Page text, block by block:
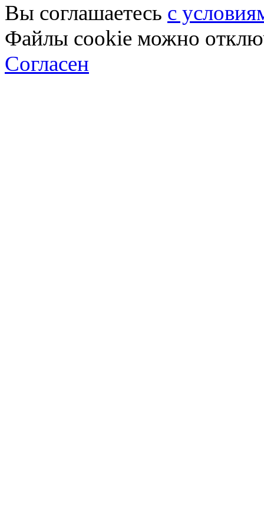
Вы соглашаетесь с
Файлы cookie можно
Согласен